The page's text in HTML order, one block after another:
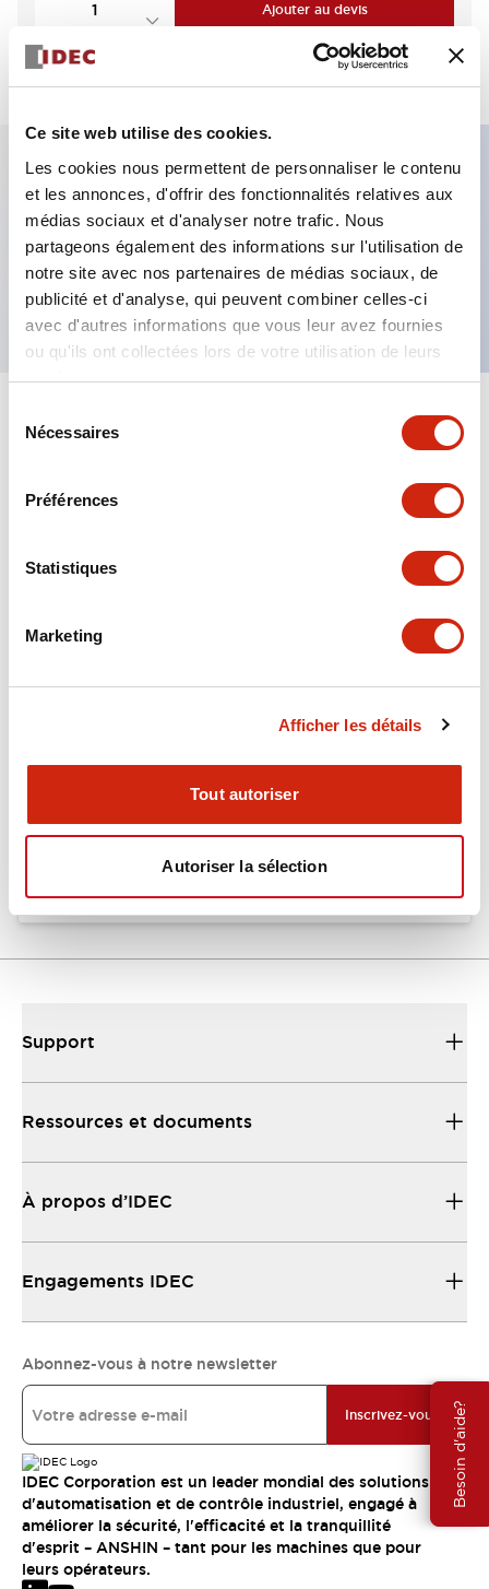
Ce site web utilise des cookies.
Les cookies nous permettent de personnaliser le contenu
et les annonces, d'offrir des fonctionnalités relatives aux
médias sociaux et d'analyser notre trafic. Nous
partageons également des informations sur l'utilisation de
notre site avec nos partenaires de médias sociaux, de
publicité et d'analyse, qui peuvent combiner celles-ci
avec d'autres informations que vous leur avez fournies
ou qu'ils ont collectées lors de votre utilisation de leurs
services.
Nécessaires
Préférences
Statistiques
Marketing
Afficher les détails
Tout autoriser
Autoriser la sélection
Besoin d'aide?
Ajouter au devis
Caractéristiques clés
Bouton-poussoir champignon, contact 3NF,
borne à vis apparente, bouton jaune
Spécifications Tout développer+
EU2B Datasheet
Support
Ressources et documents
À propos d’IDEC
Engagements IDEC
Abonnez-vous à notre newsletter
Inscrivez-vous
IDEC Corporation est un leader mondial des solutions
d'automatisation et de contrôle industriel, engagé à
améliorer la sécurité, l'efficacité et la tranquillité
d'esprit – ANSHIN – tant pour les machines que pour
leurs opérateurs.